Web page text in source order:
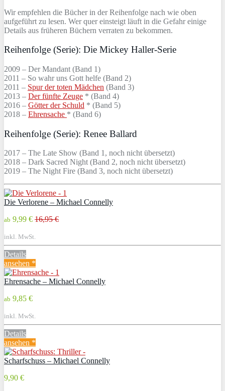
Wir empfehlen die Bücher in der Reihenfolge nach wie oben
aufgeführt zu lesen. Wer quer einsteigt läuft in die Gefahr einige
Details aus früheren Büchern verraten zu bekommen.
Reihenfolge (Serie): Die Mickey Haller-Serie
2009 – Der Mandant (Band 1)
2011 – So wahr uns Gott helfe (Band 2)
2011 – Spur der toten Mädchen (Band 3)
2013 – Der fünfte Zeuge * (Band 4)
2016 – Götter der Schuld * (Band 5)
2018 – Ehrensache * (Band 6)
Reihenfolge (Serie): Renee Ballard
2017 – The Late Show (Band 1, noch nicht übersetzt)
2018 – Dark Sacred Night (Band 2, noch nicht übersetzt)
2019 – The Night Fire (Band 3, noch nicht übersetzt)
Die Verlorene – Michael Connelly
ab 9,99 € 16,95 €
inkl. MwSt.
Details
ansehen *
Ehrensache – Michael Connelly
ab 9,85 €
inkl. MwSt.
Details
ansehen *
Scharfschuss – Michael Connelly
9,90 €